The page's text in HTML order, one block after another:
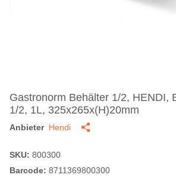
Gastronorm Behälter 1/2, HENDI,
1/2, 1L, 325x265x(H)20mm
Anbieter Hendi
SKU: 800300
Barcode: 8711369800300